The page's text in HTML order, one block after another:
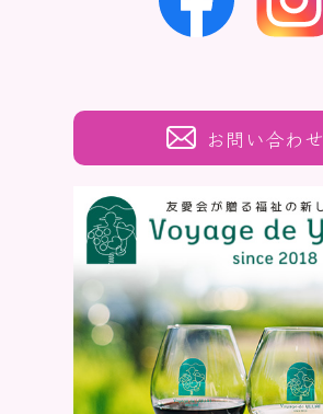
お問い合わせ